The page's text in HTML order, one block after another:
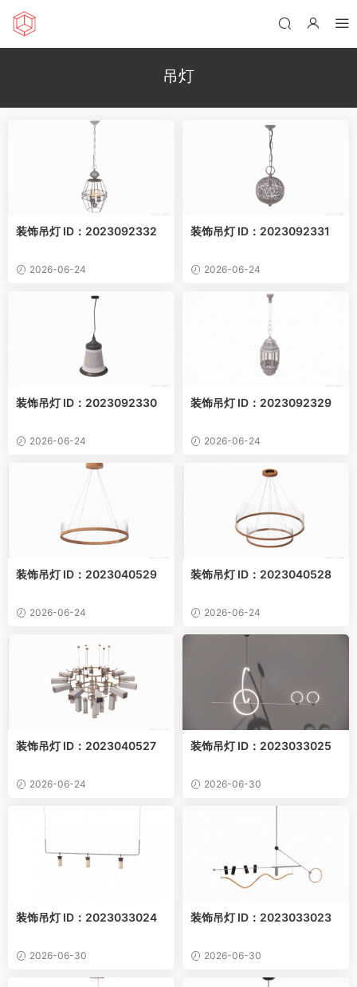
吊灯
装饰吊灯 ID：2023092332
2026-06-24
装饰吊灯 ID：2023092331
2026-06-24
装饰吊灯 ID：2023092330
2026-06-24
装饰吊灯 ID：2023092329
2026-06-24
装饰吊灯 ID：2023040529
2026-06-24
装饰吊灯 ID：2023040528
2026-06-24
装饰吊灯 ID：2023040527
2026-06-24
装饰吊灯 ID：2023033025
2026-06-30
装饰吊灯 ID：2023033024
2026-06-30
装饰吊灯 ID：2023033023
2026-06-30